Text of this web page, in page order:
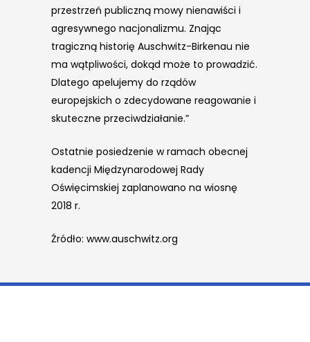
przestrzeń publiczną mowy nienawiści i
agresywnego nacjonalizmu. Znając
tragiczną historię Auschwitz-Birkenau nie
ma wątpliwości, dokąd może to prowadzić.
Dlatego apelujemy do rządów
europejskich o zdecydowane reagowanie i
skuteczne przeciwdziałanie.”
Ostatnie posiedzenie w ramach obecnej
kadencji Międzynarodowej Rady
Oświęcimskiej zaplanowano na wiosnę
2018 r.
Źródło: www.auschwitz.org